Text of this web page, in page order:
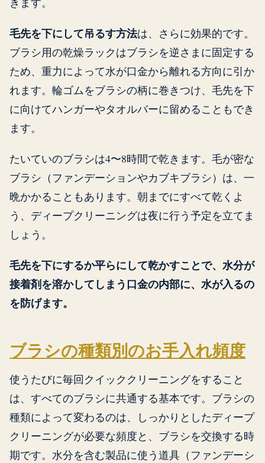
毛先を下にして吊るす方法は、さらに効果的です。
ブラシ用の乾燥ラックはブラシを逆さまに固定する
ため、重力によって水が口金から離れる方向に引か
れます。輪ゴムをブラシの柄に巻きつけ、毛先を下
に向けてハンガーやタオルバーに留めることもでき
ます。
たいていのブラシは4〜8時間で乾きます。毛が密な
ブラシ（ファンデーションやカブキブラシ）は、一
晩かかることもあります。朝までにすべて乾くよ
う、ディープクリーニングは夜に行う予定を立てま
しょう。
毛先を下にするか平らにして乾かすことで、水分が
接着剤を溶かしてしまう口金の内部に、水が入るの
を防げます。
ブラシの種類別のお手入れ頻度
使うたびに毎回クイッククリーニングをすること
は、すべてのブラシに共通する基本です。ブラシの
種類によって変わるのは、しっかりとしたディープ
クリーニングが必要な頻度と、ブラシを交換する時
期です。水分を含む製品に使う道具（ファンデーシ